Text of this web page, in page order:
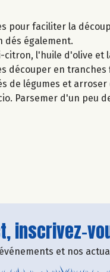
pour faciliter la
dés également.
citron, l'huile d'olive
découper en
de légumes et
Parsemer d'un peu
inscrivez-
et nos